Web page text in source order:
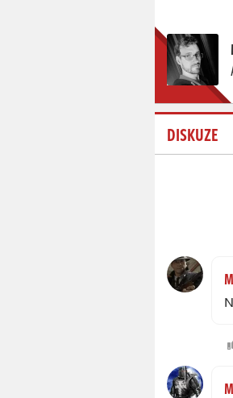
DISKUZE